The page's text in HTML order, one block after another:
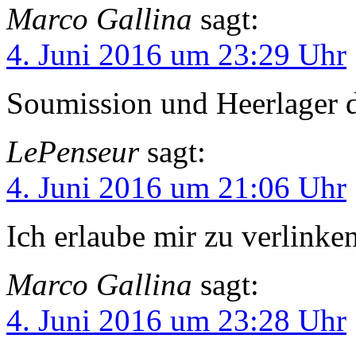
Marco Gallina sagt:
4. Juni 2016 um 23:29 Uhr
Soumission und Heerlager
LePenseur sagt:
4. Juni 2016 um 21:06 Uhr
Ich erlaube mir zu
Marco Gallina sagt:
4. Juni 2016 um 23:28 Uhr